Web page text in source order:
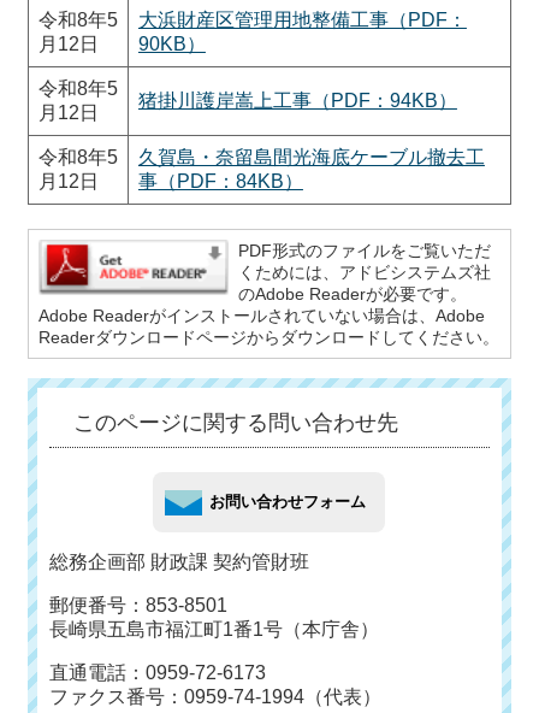
令和8年5
月12日
大浜財産区管理用地整備工事（PDF：
90KB）
令和8年5
月12日
猪掛川護岸嵩上工事（PDF：94KB）
令和8年5
月12日
久賀島・奈留島間光海底ケーブル撤去工
事（PDF：84KB）
PDF形式のファイルをご覧いただ
くためには、アドビシステムズ社
のAdobe Readerが必要です。
Adobe Readerがインストールされていない場合は、Adobe
Readerダウンロードページからダウンロードしてください。
このページに関する問い合わせ先
総務企画部 財政課 契約管財班
郵便番号：853-8501
長崎県五島市福江町1番1号（本庁舎）
直通電話：0959-72-6173
ファクス番号：0959-74-1994（代表）